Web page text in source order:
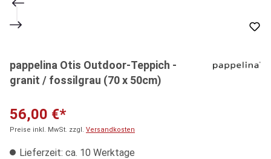
pappelina Otis Outdoor-Teppich -
granit / fossilgrau (70 x 50cm)
56,00 €*
Preise inkl. MwSt. zzgl. Versandkosten
Lieferzeit: ca. 10 Werktage